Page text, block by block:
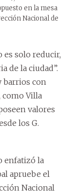
en la mesa
Nacional de
solo reducir,
de la ciudad”.
barrios con
Villa
valores
los G.
enfatizó la
apruebe el
Nacional